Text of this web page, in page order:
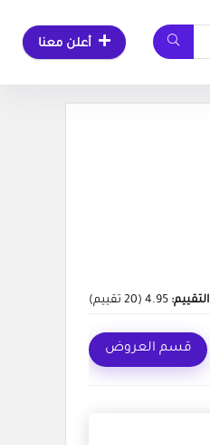
أعلن معنا
التقييم: 4.95
(
20 تقييم)
قسم العروض